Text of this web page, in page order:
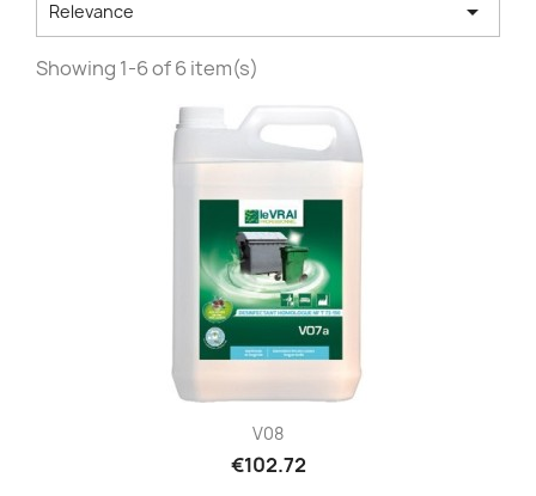
Relevance 
Showing 1-6 of 6 item(s)
V08
€102.72